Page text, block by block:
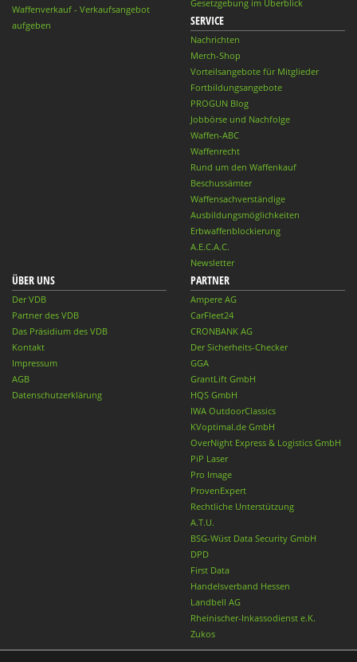
Waffenverkauf - Verkaufsangebot
aufgeben
Gesetzgebung im Überblick
SERVICE
Nachrichten
Merch-Shop
Vorteilsangebote für Mitglieder
Fortbildungsangebote
PROGUN Blog
Jobbörse und Nachfolge
Waffen-ABC
Waffenrecht
Rund um den Waffenkauf
Beschussämter
Waffensachverständige
Ausbildungsmöglichkeiten
Erbwaffenblockierung
A.E.C.A.C.
Newsletter
ÜBER UNS
Der VDB
Partner des VDB
Das Präsidium des VDB
Kontakt
Impressum
AGB
Datenschutzerklärung
PARTNER
Ampere AG
CarFleet24
CRONBANK AG
Der Sicherheits-Checker
GGA
GrantLift GmbH
HQS GmbH
IWA OutdoorClassics
KVoptimal.de GmbH
OverNight Express & Logistics GmbH
PiP Laser
Pro Image
ProvenExpert
Rechtliche Unterstützung
A.T.U.
BSG-Wüst Data Security GmbH
DPD
First Data
Handelsverband Hessen
Landbell AG
Rheinischer-Inkassodienst e.K.
Zukos